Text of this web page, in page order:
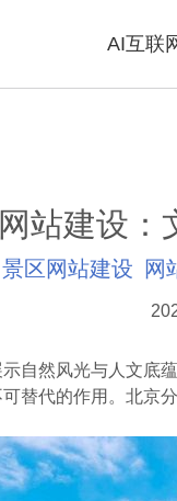
AI互联
站建设：
景区网站建设 网
自然风光与人文底
替代的作用。北京